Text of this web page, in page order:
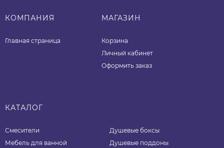
КОМПАНИЯ
Главная страница
МАГАЗИН
Корзина
Личный кабинет
Оформить заказ
КАТАЛОГ
Смесители
Мебель для ванной
Душевые боксы
Душевые поддоны